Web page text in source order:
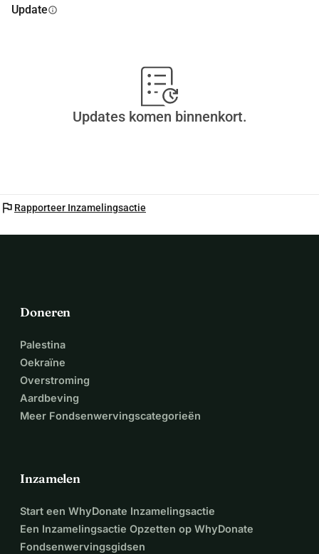
Updateinfo
Updates komen binnenkort.
flag Rapporteer Inzamelingsactie
Doneren
Palestina
Oekraïne
Overstroming
Aardbeving
Meer Fondsenwervingscategorieën
Inzamelen
Start een WhyDonate Inzamelingsactie
Een Inzamelingsactie Opzetten op WhyDonate
Fondsenwervingsgidsen